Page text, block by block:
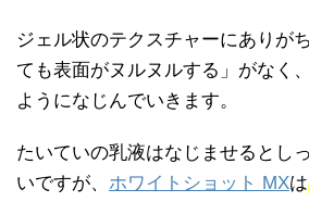
ジェル状のテクスチャーにありが
ても表面がヌルヌルする」がなく
ようになじんでいきます。
たいていの乳液はなじませるとし
いですが、 ホワイトショット MXは